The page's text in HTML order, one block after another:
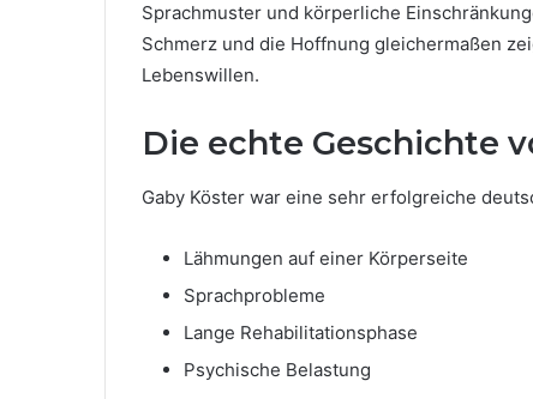
Sprachmuster und körperliche
Schmerz und die Hoffnung gleichermaßen
Lebenswillen.
Die echte Geschichte
Gaby Köster war eine sehr erfolgreiche
Lähmungen auf einer Körperseite
Sprachprobleme
Lange Rehabilitationsphase
Psychische Belastung